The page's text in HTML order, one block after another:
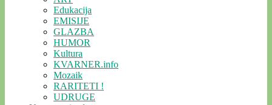
Edukacija
EMISIJE
GLAZBA
HUMOR
Kultura
KVARNER.info
Mozaik
RARITETI !
UDRUGE